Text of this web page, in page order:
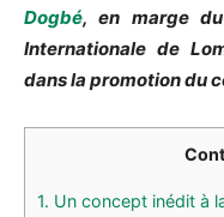
Dogbé, en marge
Internationale de
dans la promotion du
1. Un concept inédit à